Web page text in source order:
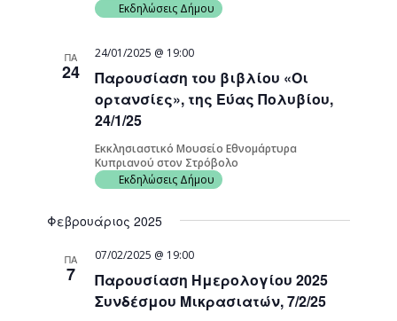
Εκδηλώσεις Δήμου
ΠΑ
24
Παρουσίαση του βιβλίου «Οι
ορτανσίες», της Εύας Πολυβίου,
24/1/25
24/01/2025 @ 19:00
Εκκλησιαστικό Μουσείο Εθνομάρτυρα
Κυπριανού στον Στρόβολο
Εκδηλώσεις Δήμου
Φεβρουάριος 2025
ΠΑ
7
Παρουσίαση Ημερολογίου 2025
Συνδέσμου Μικρασιατών, 7/2/25
07/02/2025 @ 19:00